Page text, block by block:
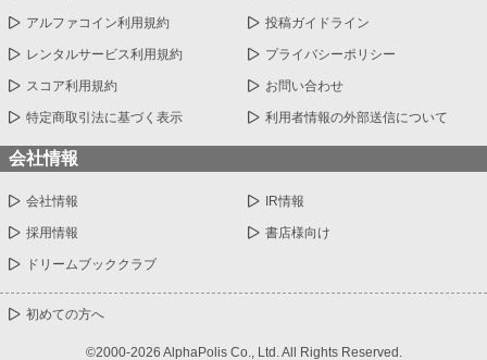
アルファコイン利用規約 投稿ガイドライン
レンタルサービス利用規約 プライバシーポリシー
スコア利用規約 お問い合わせ
特定商取引法に基づく表示 利用者情報の外部送信について
会社情報
会社情報 IR情報
採用情報 書店様向け
ドリームブッククラブ
初めての方へ
©2000-2026 AlphaPolis Co., Ltd. All Rights Reserved.